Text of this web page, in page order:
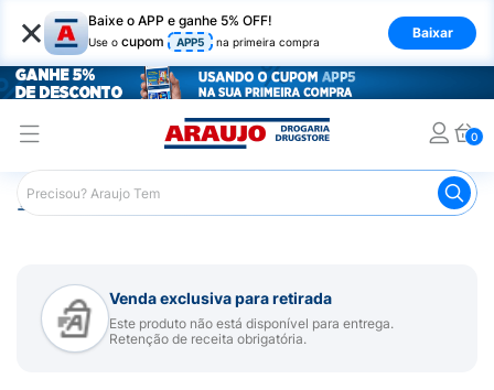
× Baixe o APP e ganhe 5% OFF!
Use o cupom APP5 na primeira compra
Baixar
0
Araujo Medicamentos Extrato
Venda exclusiva para retirada
Este produto não está disponível para entrega.
Retenção de receita obrigatória.